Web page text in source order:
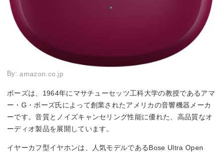
By:amazon.co.jp
ボーズは、1964年にマサチューセッツ工科大学の教授であるアマ
ー・G・ボーズ氏によって創業されたアメリカの音響機器メーカ
ーです。音質とノイズキャンセリング性能に優れた、高品質なオ
ーディオ製品を展開しています。
イヤーカフ型イヤホンは、人気モデルであるBose Ultra Open